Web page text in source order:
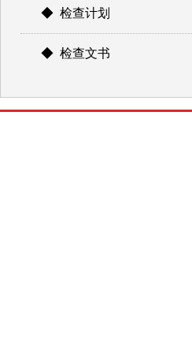
◆ 检查计划
◆ 检查文书